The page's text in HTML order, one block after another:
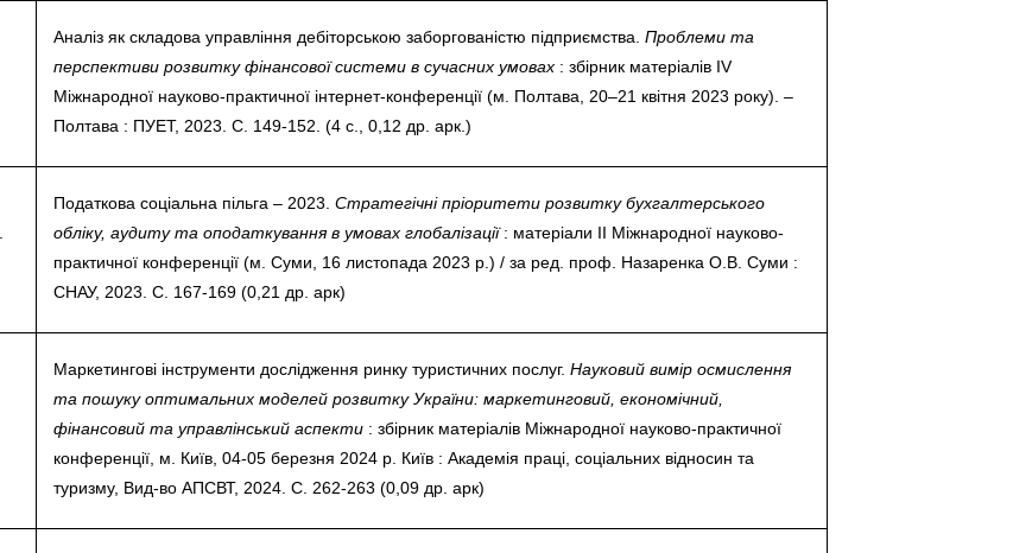
Аналіз як складова управління дебіторською заборгованістю підприємства. Проблеми та
перспективи розвитку фінансової системи в сучасних умовах : збірник матеріалів ІV
Міжнародної науково-практичної інтернет-конференції (м. Полтава, 20–21 квітня 2023 року). –
Полтава : ПУЕТ, 2023. С. 149-152. (4 с., 0,12 др. арк.)
Податкова соціальна пільга – 2023. Стратегічні пріоритети розвитку бухгалтерського
обліку, аудиту та оподаткування в умовах глобалізації: матеріали ІІ Міжнародної науково-
практичної конференції (м. Суми, 16 листопада 2023 р.) / за ред. проф. Назаренка О.В. Суми :
СНАУ, 2023. С. 167-169 (0,21 др. арк)
Маркетингові інструменти дослідження ринку туристичних послуг. Науковий вимір осмислення
та пошуку оптимальних моделей розвитку України: маркетинговий, економічний,
фінансовий та управлінський аспекти : збірник матеріалів Міжнародної науково-практичної
конференції, м. Київ, 04-05 березня 2024 р. Київ : Академія праці, соціальних відносин та
туризму, Вид-во АПСВТ, 2024. С. 262-263 (0,09 др. арк)